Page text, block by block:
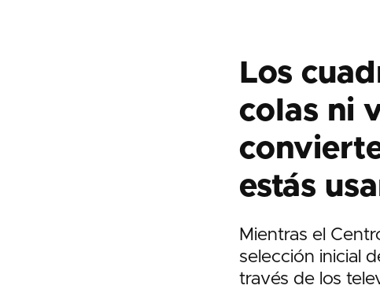
Los
colas ni
estás
Mientras el
selección inicial
través de los